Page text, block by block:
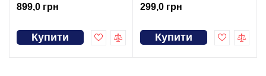
899,0 грн
Купити
299,0 грн
Купити